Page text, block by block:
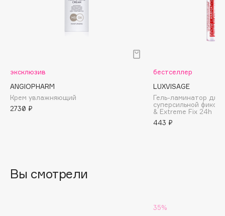
Boadicea The Victorious
Bobbi Brown
BOOMSHOP
BY WISHTREND
эксклюзив
ANGIOPHARM
Крем увлажняющий
2730 ₽
бестселлер
LUXVISAGE
Гель-ламинатор для
суперсильной
& Extreme Fix 24h
443 ₽
Вы смотрели
35%